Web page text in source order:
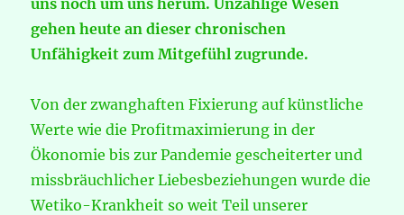
gehen heute an dieser chronischen
Unfähigkeit zum Mitgefühl zugrunde.
Von der zwanghaften Fixierung auf künstliche
Werte wie die Profitmaximierung in der
Ökonomie bis zur Pandemie gescheiterter und
missbräuchlicher Liebesbeziehungen wurde die
Wetiko-Krankheit so weit Teil unserer